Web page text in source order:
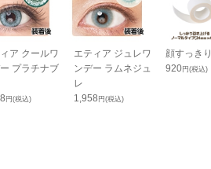
ア クールワ
プラチナブ
円(税込)
エティア ジュレワ
ンデー ラムネジュ
レ
1,958 円(税込)
顔すっき
920円(税込)